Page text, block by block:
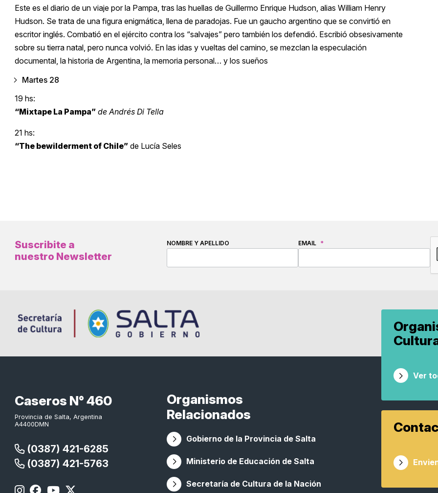
Este es el diario de un viaje por la Pampa, tras las huellas de Guillermo Enrique Hudson, alias William Henry
Hudson. Se trata de una figura enigmática, llena de paradojas. Fue un gaucho argentino que se convirtió en
escritor inglés. Combatió en el ejército contra los “salvajes” pero también los defendió. Escribió obsesivamente
sobre su tierra natal, pero nunca volvió. En las idas y vueltas del camino, se mezclan la especulación
documental, la historia de Argentina, la memoria personal… y los sueños
Martes 28
19 hs:
“Mixtape La Pampa” de Andrés Di Tella
21 hs:
“The bewilderment of Chile” de Lucía Seles
Suscribite a
nuestro Newsletter
NOMBRE Y APELLIDO EMAIL *
Caseros N° 460
Provincia de Salta, Argentina
A4400DMN
(0387) 421-6285
(0387) 421-5763
Organismos
Relacionados
Gobierno de la Provincia de Salta
Ministerio de Educación de Salta
Secretaría de Cultura de la Nación
Ver